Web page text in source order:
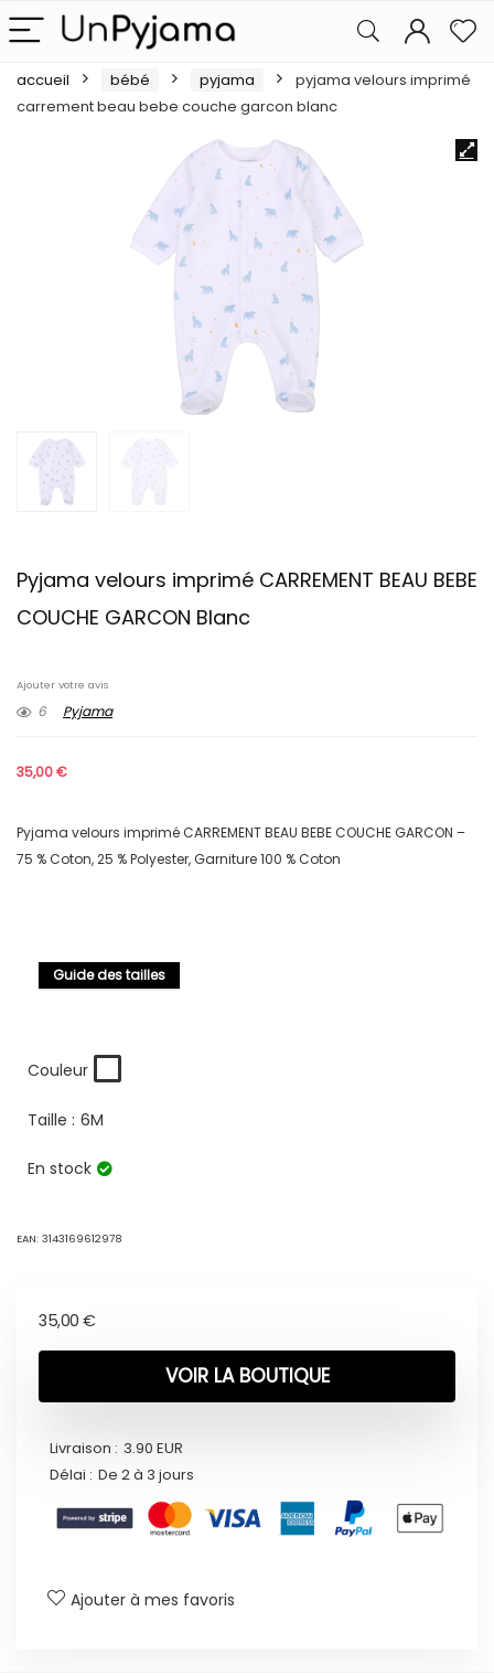
accueil bébé pyjama
pyjama velours imprimé
carrement beau bebe couche garcon blanc
Pyjama velours imprimé CARREMENT BEAU BEBE
COUCHE GARCON Blanc
Ajouter votre avis
6 Pyjama
35,00€
Pyjama velours imprimé CARREMENT BEAU BEBE COUCHE GARCON –
75 % Coton, 25 % Polyester, Garniture 100 % Coton
Guide des tailles
Couleur
Taille : 6M
En stock
EAN: 3143169612978
35,00 €
VOIR LA BOUTIQUE
Livraison : 3.90 EUR
Délai : De 2 à 3 jours
Ajouter à mes favoris